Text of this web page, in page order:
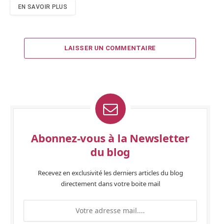
EN SAVOIR PLUS
LAISSER UN COMMENTAIRE
Abonnez-vous à la Newsletter
du blog
Recevez en exclusivité les derniers articles du blog
directement dans votre boite mail